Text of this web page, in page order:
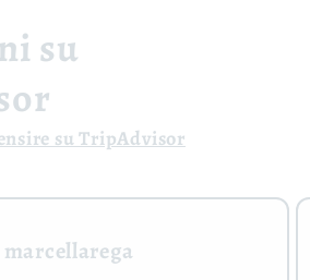
su
su TripAdvisor
marcellarega